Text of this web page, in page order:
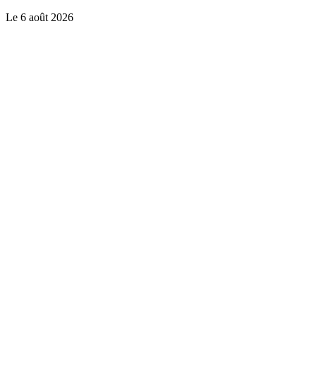
Le 6 août 2026